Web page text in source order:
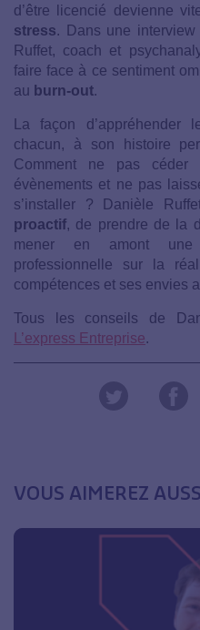
d’être licencié devienne
stress. Dans une
Ruffet, coach et
faire face à ce sentiment
au burn-out.
La façon
chacun, à son histoire
Comment ne pas
évènements et ne pas
s’installer ? Danièle
proactif, de prendre de la
mener en amont une
professionnelle sur la
compétences et ses envies
Tous les conseils de
L’express Entreprise.
VOUS AIMEREZ